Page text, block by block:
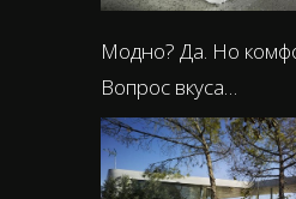
Модно? Да. Но
Вопрос вкуса…